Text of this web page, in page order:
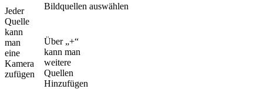
Jeder
Quelle
kann
man
eine
Kamera
zufügen
Bildquellen auswählen
Über „+“
kann man
weitere
Quellen
Hinzufügen